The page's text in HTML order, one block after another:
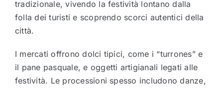
tradizionale, vivendo la festività lontano dalla
folla dei turisti e scoprendo scorci autentici della
città.
I mercati offrono dolci tipici, come i “turrones” e
il pane pasquale, e oggetti artigianali legati alle
festività. Le processioni spesso includono danze,